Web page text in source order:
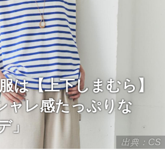
出典：CS
は【上下しまむら】
ャレ感たっぷりな
」